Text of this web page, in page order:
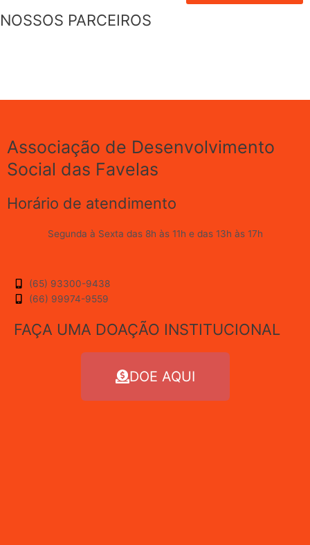
NOSSOS PARCEIROS
Associação de Desenvolvimento
Social das Favelas
Horário de atendimento
Segunda à Sexta das 8h às 11h e das 13h às 17h
(65) 93300-9438
(66) 99974-9559
FAÇA UMA DOAÇÃO INSTITUCIONAL
DOE AQUI